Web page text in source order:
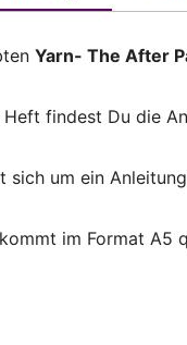
Yarn- The After
Heft findest Du die
sich um ein
im Format A5